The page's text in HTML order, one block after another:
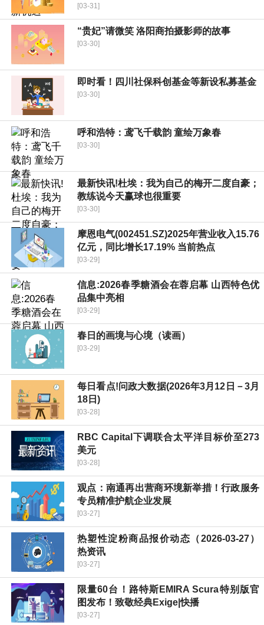
[03-31]
“贵妃”请微笑 洛阳商拍摄影师的故事
[03-30]
即时看！四川社保科创基金等新设私募基金
[03-30]
呼和浩特：鸢飞千载韵 童绘万象春
[03-30]
最新快讯!杜埃：我为自己的梅开二度自豪；
教练说今天赢球也很重要
[03-30]
摩恩电气(002451.SZ)2025年营业收入15.76
亿元，同比增长17.19% 当前热点
[03-29]
信息:2026春季糖酒会在蓉启幕 山西特色优
品集中亮相
[03-29]
春日的画境与心境（读画）
[03-29]
每日看点!问政大数据(2026年3月12日－3月
18日)
[03-28]
RBC Capital下调联合太平洋目标价至273
美元
[03-28]
观点：南通再出营商环境新举措！行政服务
专员精准护航企业发展
[03-27]
热塑性淀粉商品报价动态（2026-03-27）
热资讯
[03-27]
限量60台！路特斯EMIRA Scura特别版官
图发布！致敬经典Exige|快播
[03-27]